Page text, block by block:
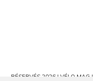
RÉSERVÉS 2026 | VÉLO MAG |